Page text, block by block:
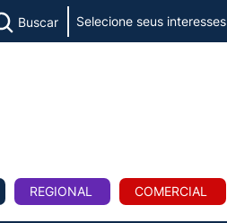
PECUÁRIA
Buscar Selecione seus interesses
REGIONAL COMERCIAL